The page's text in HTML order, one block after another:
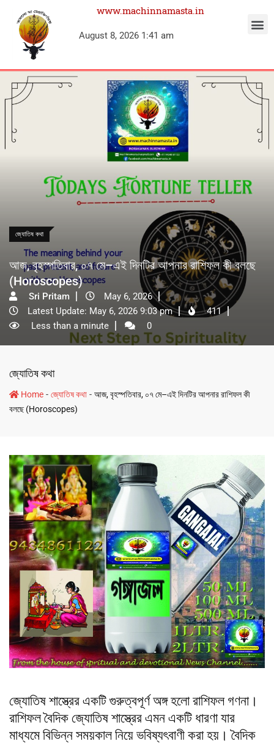
www.machinnamasta.in
August 8, 2026 1:41 am
জ্যোতিষ কথা
আজ, বৃহস্পতিবার, ০৭ মে–এই দিনটির আপনার রাশিফল কী বলছে
(Horoscopes)
Sri Pritam
May 6, 2026
Latest Update: May 6, 2026 9:03 pm
411
Less than a minute
0
জ্যোতিষ কথা
Home - জ্যোতিষ কথা - আজ, বৃহস্পতিবার, ০৭ মে–এই দিনটির আপনার রাশিফল কী
বলছে (Horoscopes)
জ্যোতিষ শাস্ত্রের একটি গুরুত্বপূর্ণ অঙ্গ হলো রাশিফল গণনা।
রাশিফল বৈদিক জ্যোতিষ শাস্ত্রের এমন একটি ধারণা যার
মাধ্যমে বিভিন্ন সময়কাল নিয়ে ভবিষ্যৎবাণী করা হয়। বৈদিক